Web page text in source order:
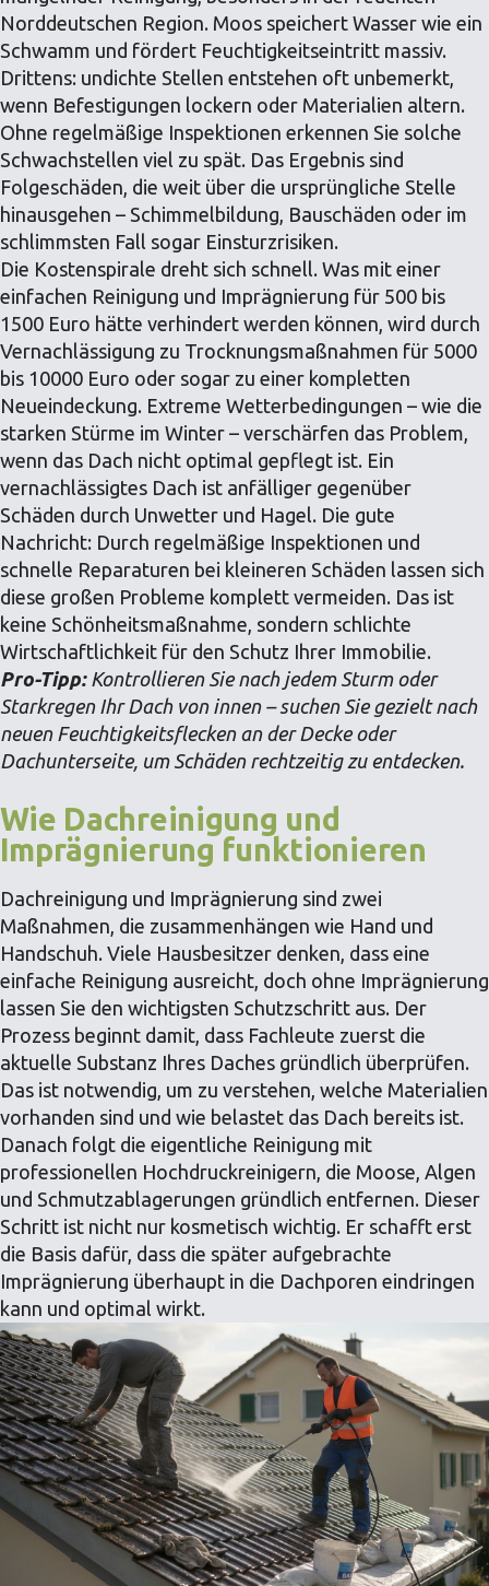
Norddeutschen Region. Moos speichert Wasser wie ein
Schwamm und fördert Feuchtigkeitseintritt massiv.
Drittens: undichte Stellen entstehen oft unbemerkt,
wenn Befestigungen lockern oder Materialien altern.
Ohne regelmäßige Inspektionen erkennen Sie solche
Schwachstellen viel zu spät. Das Ergebnis sind
Folgeschäden, die weit über die ursprüngliche Stelle
hinausgehen – Schimmelbildung, Bauschäden oder im
schlimmsten Fall sogar Einsturzrisiken.
Die Kostenspirale dreht sich schnell. Was mit einer
einfachen Reinigung und Imprägnierung für 500 bis
1500 Euro hätte verhindert werden können, wird durch
Vernachlässigung zu Trocknungsmaßnahmen für 5000
bis 10000 Euro oder sogar zu einer kompletten
Neueindeckung. Extreme Wetterbedingungen – wie die
starken Stürme im Winter – verschärfen das Problem,
wenn das Dach nicht optimal gepflegt ist. Ein
vernachlässigtes Dach ist anfälliger gegenüber
Schäden durch Unwetter und Hagel. Die gute
Nachricht: Durch regelmäßige Inspektionen und
schnelle Reparaturen bei kleineren Schäden lassen sich
diese großen Probleme komplett vermeiden. Das ist
keine Schönheitsmaßnahme, sondern schlichte
Wirtschaftlichkeit für den Schutz Ihrer Immobilie.
Pro-Tipp: Kontrollieren Sie nach jedem Sturm oder
Starkregen Ihr Dach von innen – suchen Sie gezielt nach
neuen Feuchtigkeitsflecken an der Decke oder
Dachunterseite, um Schäden rechtzeitig zu entdecken.
Wie Dachreinigung und
Imprägnierung funktionieren
Dachreinigung und Imprägnierung sind zwei
Maßnahmen, die zusammenhängen wie Hand und
Handschuh. Viele Hausbesitzer denken, dass eine
einfache Reinigung ausreicht, doch ohne Imprägnierung
lassen Sie den wichtigsten Schutzschritt aus. Der
Prozess beginnt damit, dass Fachleute zuerst die
aktuelle Substanz Ihres Daches gründlich überprüfen.
Das ist notwendig, um zu verstehen, welche Materialien
vorhanden sind und wie belastet das Dach bereits ist.
Danach folgt die eigentliche Reinigung mit
professionellen Hochdruckreinigern, die Moose, Algen
und Schmutzablagerungen gründlich entfernen. Dieser
Schritt ist nicht nur kosmetisch wichtig. Er schafft erst
die Basis dafür, dass die später aufgebrachte
Imprägnierung überhaupt in die Dachporen eindringen
kann und optimal wirkt.